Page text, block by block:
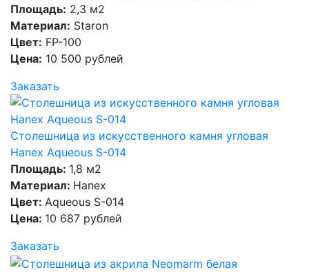
Площадь: 2,3 м2
Материал: Staron
Цвет: FP-100
Цена: 10 500 рублей
Заказать
Столешница из искусственного камня угловая
Hanex Aqueous S-014
Площадь: 1,8 м2
Материал: Hanex
Цвет: Aqueous S-014
Цена: 10 687 рублей
Заказать